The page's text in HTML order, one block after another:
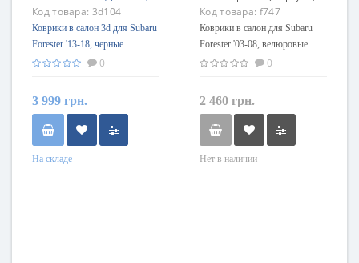
Код товара: 3d104
Коврики в салон 3d для Subaru
Forester '13-18, черные
текстильные, (Seintex)
0
3 999 грн.
На складе
Код товара: f747
Коврики в салон для Subaru
Forester '03-08, велюровые
(Фортуна)
0
2 460 грн.
Нет в наличии